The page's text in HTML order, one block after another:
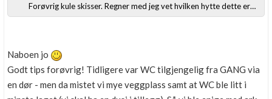
Forøvrig kule skisser. Regner med jeg vet hvilken hytte dette er…
Naboen jo
Godt tips forøvrig! Tidligere var WC tilgjengelig fra GANG via
en dør - men da mistet vi mye veggplass samt at WC ble litt i